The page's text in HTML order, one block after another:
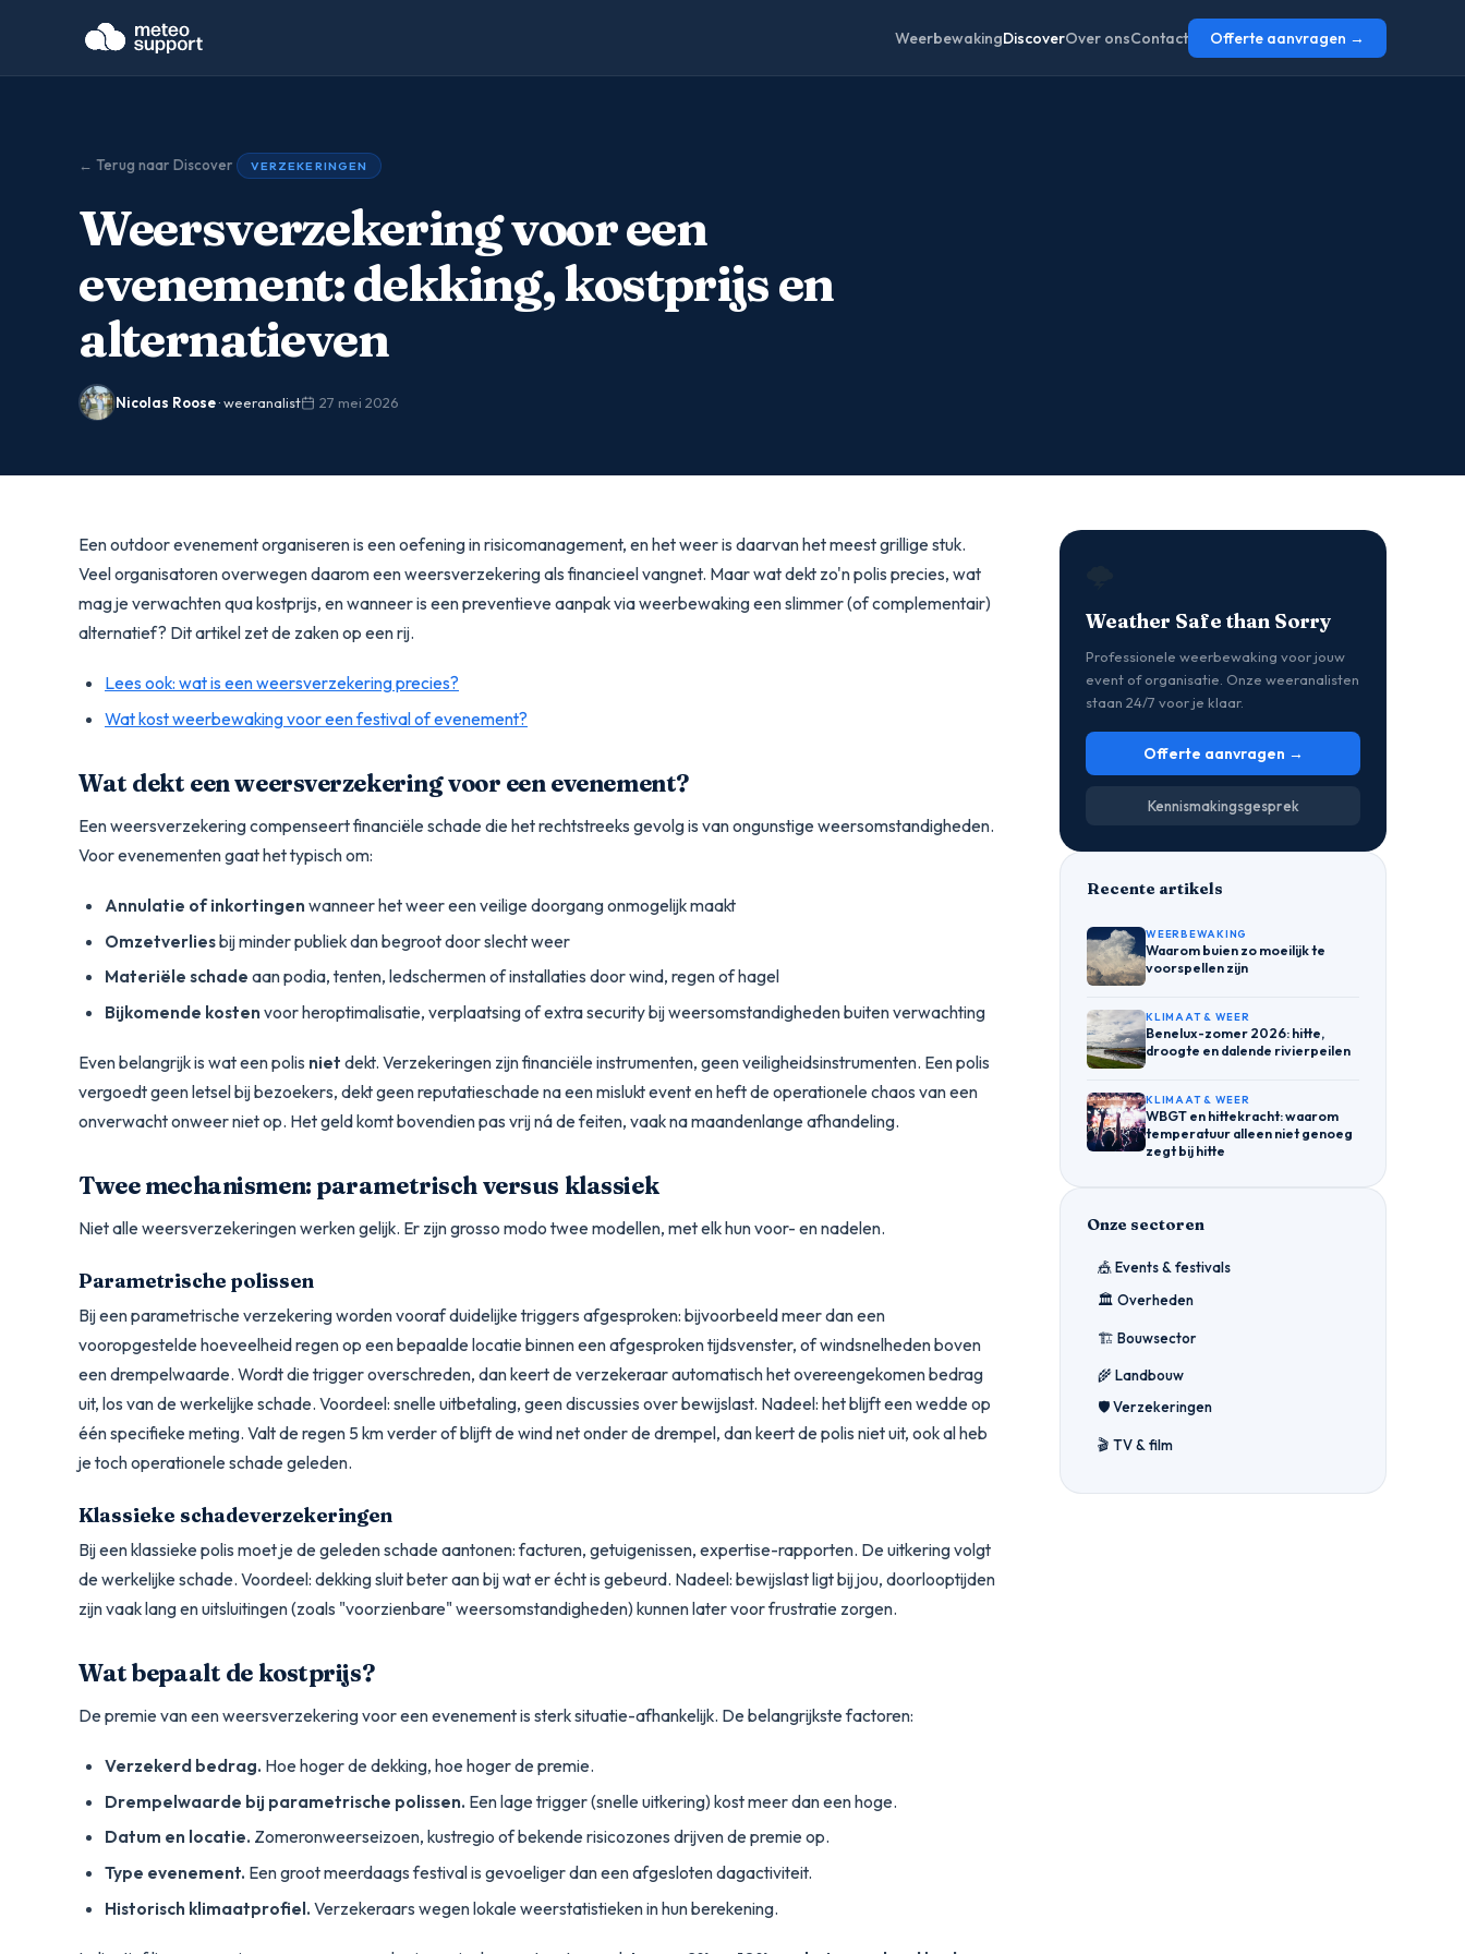
WeerbewakingDiscoverOver onsContact Offerte aanvragen →
← Terug naar Discover VERZEKERINGEN
Weersverzekering voor een
evenement: dekking, kostprijs en
alternatieven
Nicolas Roose· weeranalist 27 mei 2026
Een outdoor evenement organiseren is een oefening in risicomanagement, en het weer is daarvan het meest grillige stuk.
Veel organisatoren overwegen daarom een weersverzekering als financieel vangnet. Maar wat dekt zo'n polis precies, wat
mag je verwachten qua kostprijs, en wanneer is een preventieve aanpak via weerbewaking een slimmer (of complementair)
alternatief? Dit artikel zet de zaken op een rij.
Lees ook: wat is een weersverzekering precies?
Wat kost weerbewaking voor een festival of evenement?
Wat dekt een weersverzekering voor een evenement?
Een weersverzekering compenseert financiële schade die het rechtstreeks gevolg is van ongunstige weersomstandigheden.
Voor evenementen gaat het typisch om:
Annulatie of inkortingen wanneer het weer een veilige doorgang onmogelijk maakt
Omzetverliesbij minder publiek dan begroot door slecht weer
Materiële schade aan podia, tenten, ledschermen of installaties door wind, regen of hagel
Bijkomende kosten voor heroptimalisatie, verplaatsing of extra security bij weersomstandigheden buiten verwachting
Even belangrijk is wat een polis niet dekt. Verzekeringen zijn financiële instrumenten, geen veiligheidsinstrumenten. Een polis
vergoedt geen letsel bij bezoekers, dekt geen reputatieschade na een mislukt event en heft de operationele chaos van een
onverwacht onweer niet op. Het geld komt bovendien pas vrij ná de feiten, vaak na maandenlange afhandeling.
Twee mechanismen: parametrisch versus klassiek
Niet alle weersverzekeringen werken gelijk. Er zijn grosso modo twee modellen, met elk hun voor- en nadelen.
Parametrische polissen
Bij een parametrische verzekering worden vooraf duidelijketriggers afgesproken: bijvoorbeeld meer dan een
vooropgestelde hoeveelheid regen op een bepaalde locatie binnen een afgesproken tijdsvenster, of windsnelheden boven
een drempelwaarde. Wordt die trigger overschreden, dan keert de verzekeraar automatisch het overeengekomen bedrag
uit, los van de werkelijke schade. Voordeel: snelle uitbetaling, geen discussies over bewijslast. Nadeel: het blijft een wedde op
één specifieke meting. Valt de regen 5 km verder of blijft de wind net onder de drempel, dan keert de polis niet uit, ook al heb
je toch operationele schade geleden.
Klassieke schadeverzekeringen
Bij een klassieke polis moet je de geleden schade aantonen: facturen, getuigenissen, expertise-rapporten. De uitkering volgt
de werkelijke schade. Voordeel: dekking sluit beter aan bij wat er écht is gebeurd. Nadeel: bewijslast ligt bij jou, doorlooptijden
zijn vaak lang en uitsluitingen (zoals "voorzienbare" weersomstandigheden) kunnen later voor frustratie zorgen.
Wat bepaalt de kostprijs?
De premie van een weersverzekering voor een evenement is sterk situatie-afhankelijk. De belangrijkste factoren:
Verzekerd bedrag. Hoe hoger de dekking, hoe hoger de premie.
Drempelwaarde bij parametrische polissen. Een lage trigger (snelle uitkering) kost meer dan een hoge.
Datum en locatie. Zomeronweerseizoen, kustregio of bekende risicozones drijven de premie op.
Type evenement. Een groot meerdaags festival is gevoeliger dan een afgesloten dagactiviteit.
Historisch klimaatprofiel. Verzekeraars wegen lokale weerstatistieken in hun berekening.
Weather Safe than Sorry
Professionele weerbewaking voor jouw
event of organisatie. Onze weeranalisten
staan 24/7 voor je klaar.
Offerte aanvragen →
Kennismakingsgesprek
Recente artikels
WEERBEWAKING
Waarom buien zo moeilijk te
voorspellen zijn
KLIMAAT & WEER
Benelux-zomer 2026: hitte,
droogte en dalende rivierpeilen
KLIMAAT & WEER
WBGT en hittekracht: waarom
temperatuur alleen niet genoeg
zegt bij hitte
Onze sectoren
🎪 Events & festivals
🏛️ Overheden
🏗️ Bouwsector
🌾 Landbouw
🛡️ Verzekeringen
🎬 TV & film